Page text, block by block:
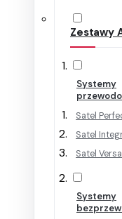
Zestawy
Systemy
Satel
Satel Integra
Satel Versa
Systemy